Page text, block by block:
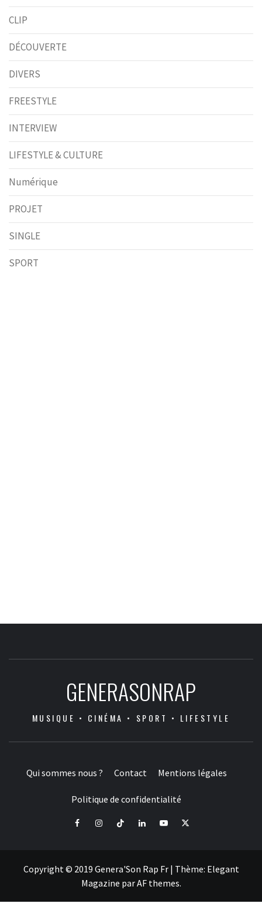
CLIP
DÉCOUVERTE
DIVERS
FREESTYLE
INTERVIEW
LIFESTYLE & CULTURE
Numérique
PROJET
SINGLE
SPORT
GENERASONRAP
MUSIQUE • CINÉMA • SPORT • LIFESTYLE
Qui sommes nous ? Contact Mentions légales
Politique de confidentialité
FacebookInstagramTiktok LinkedInYoutube
X
Copyright © 2019 Genera'Son Rap Fr | Thème: Elegant
Magazine parAF themes.